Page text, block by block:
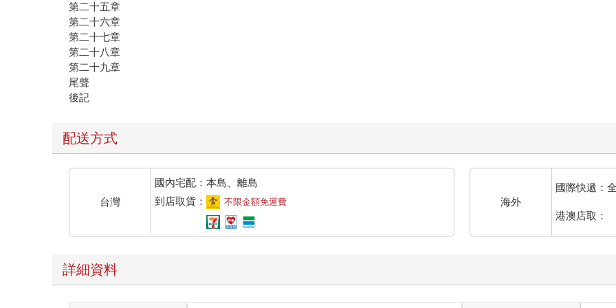
第二十五章
第二十六章
第二十七章
第二十八章
第二十九章
尾聲
後記
配送方式
台灣
國內宅配：本島、離島
到店取貨：
不限金額免運費 海外
國際快遞：
港澳店取：
詳細資料